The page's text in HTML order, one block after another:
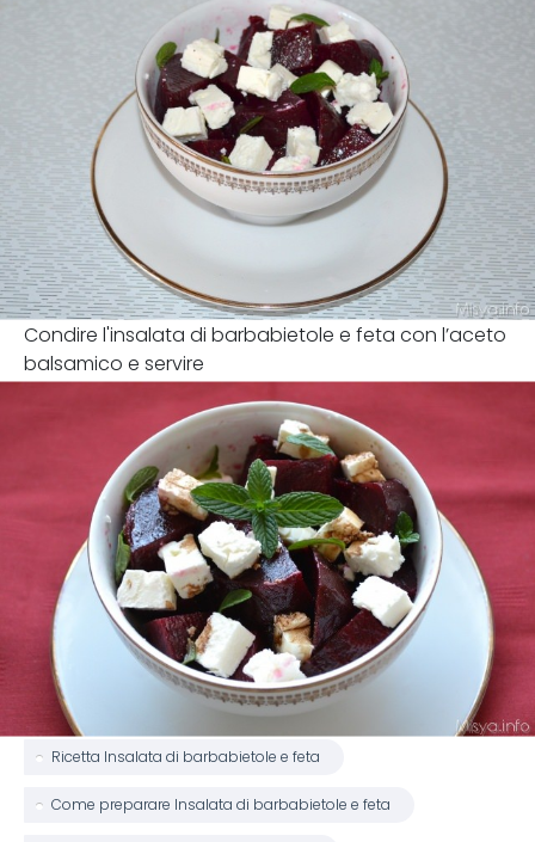
Condire l'insalata di barbabietole e feta con l’aceto
balsamico e servire
Ricetta Insalata di barbabietole e feta
Come preparare Insalata di barbabietole e feta